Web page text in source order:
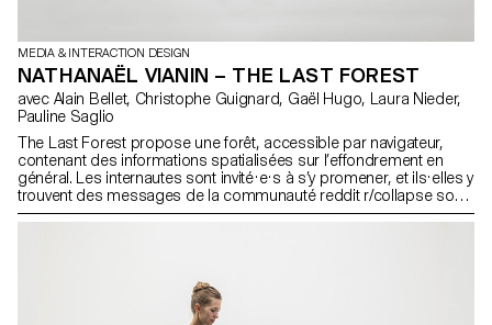
MEDIA & INTERACTION DESIGN
NATHANAËL VIANIN – THE LAST FOREST
avec Alain Bellet, Christophe Guignard, Gaël Hugo, Laura Nieder,
Pauline Saglio
The Last Forest propose une forêt, accessible par navigateur,
contenant des informations spatialisées sur l’effondrement en
général. Les internautes sont invité·e·s à s’y promener, et ils·elles y
trouvent des messages de la communauté reddit r/collapse sous
forme d’arbres. Catégorisation et index permettent une navigation
consumériste telle que nous la connaissons.